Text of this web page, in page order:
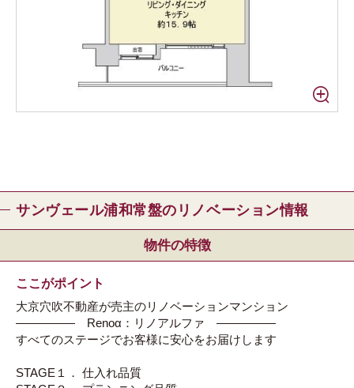
サンヴェール浦和常盤のリノベーション情報
物件の特徴
ここがポイント
大京穴吹不動産が売主のリノベーションマンション
――――― Renoα：リノアルファ ―――――
すべてのステージでお客様に安心をお届けします
STAGE１． 仕入れ品質